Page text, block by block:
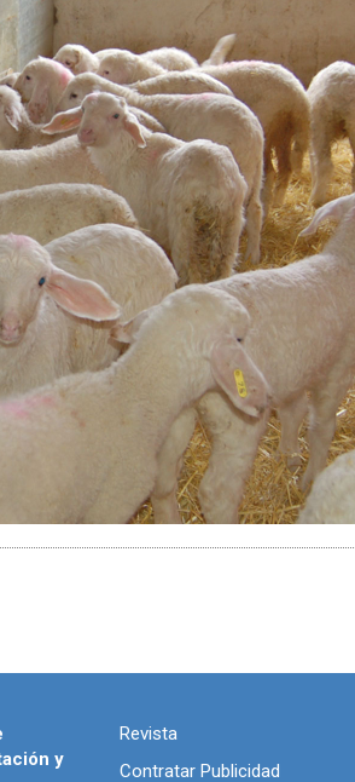
y
Revista
Contratar Publicidad